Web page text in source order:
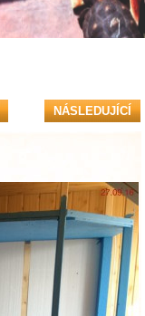
NÁSLEDUJÍCÍ